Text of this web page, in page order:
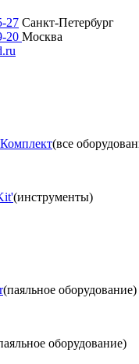
27 Санкт-Петербург
20 Москва
(все
(инструменты)
(паяльное оборудование)
оборудование)